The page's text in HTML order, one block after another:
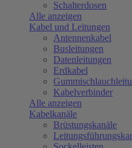
Schalterdosen
Alle anzeigen
Kabel und Leitungen
Antennenkabel
Busleitungen
Datenleitungen
Erdkabel
Kabelverbinder
Alle anzeigen
Kabelkanäle
Brüstungskanäle